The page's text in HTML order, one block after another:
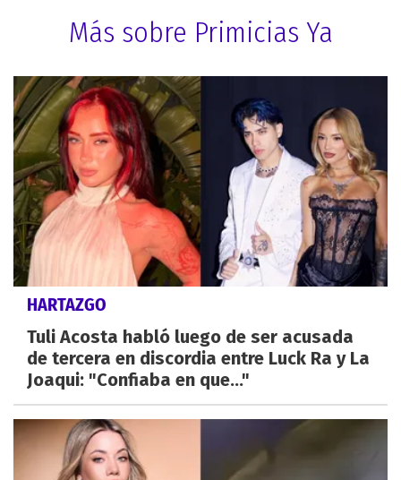
Más sobre Primicias Ya
HARTAZGO
Tuli Acosta habló luego de ser acusada
de tercera en discordia entre Luck Ra y La
Joaqui: "Confiaba en que..."